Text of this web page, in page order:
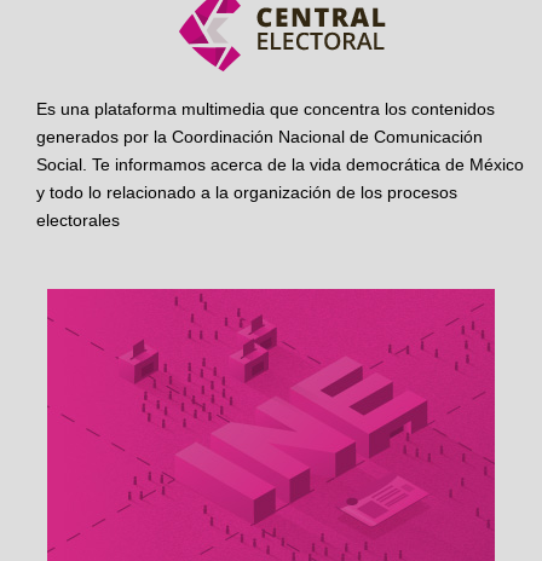
Es una plataforma multimedia que concentra los contenidos
generados por la Coordinación Nacional de Comunicación
Social. Te informamos acerca de la vida democrática de México
y todo lo relacionado a la organización de los procesos
electorales